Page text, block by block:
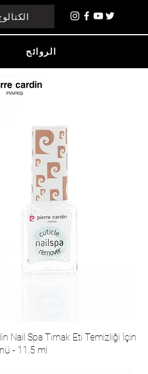
الروائح
Nail Spa Tırnak Eti Temizliği İçin
- 11.5 ml